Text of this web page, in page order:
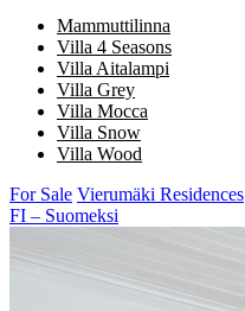
Mammuttilinna
Villa 4 Seasons
Villa Aitalampi
Villa Grey
Villa Mocca
Villa Snow
Villa Wood
For Sale Vierumäki Residences
FI – Suomeksi